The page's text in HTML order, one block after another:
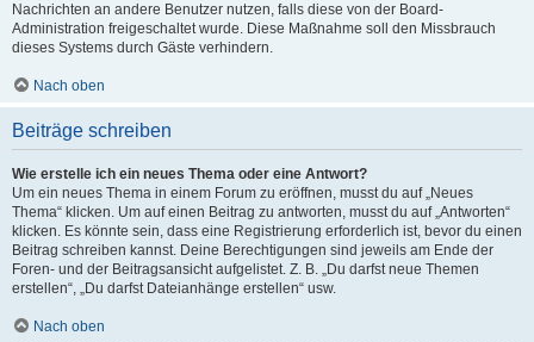
Nachrichten an andere Benutzer nutzen, falls diese von der Board-
Administration freigeschaltet wurde. Diese Maßnahme soll den Missbrauch
dieses Systems durch Gäste verhindern.
Nach oben
Beiträge schreiben
Wie erstelle ich ein neues Thema oder eine Antwort?
Um ein neues Thema in einem Forum zu eröffnen, musst du auf „Neues
Thema“ klicken. Um auf einen Beitrag zu antworten, musst du auf „Antworten“
klicken. Es könnte sein, dass eine Registrierung erforderlich ist, bevor du einen
Beitrag schreiben kannst. Deine Berechtigungen sind jeweils am Ende der
Foren- und der Beitragsansicht aufgelistet. Z. B. „Du darfst neue Themen
erstellen“, „Du darfst Dateianhänge erstellen“ usw.
Nach oben